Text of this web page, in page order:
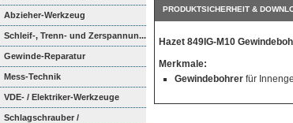
Abzieher-Werkzeug
Schleif-, Trenn- und Zerspannun...
Gewinde-Reparatur
Mess-Technik
VDE- / Elektriker-Werkzeuge
Schlagschrauber /
PRODUKTSICHERHEIT &
Hazet 849IG-M10
Merkmale:
Gewindebohrer für